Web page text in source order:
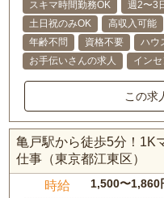
スキマ時間勤務OK 週2〜3
土日祝のみOK
高収入可能
年齢不問
資格不要 ハウ
お手伝いさんの求人
イン
この求
亀戸駅から徒歩5分！1K
仕事（東京都江東区）
時給 1,500〜1,860